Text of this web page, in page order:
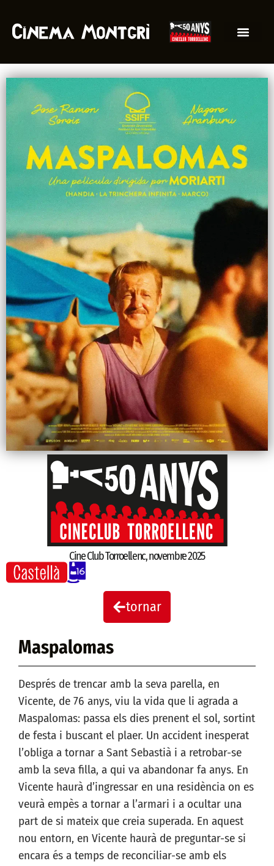
Cine Club Torroellenc,novembre 2025
tornar
Maspalomas
Després de trencar amb la seva parella, en
Vicente, de 76 anys, viu la vida que li agrada a
Maspalomas: passa els dies prenent el sol, sortint
de festa i buscant el plaer. Un accident inesperat
l’obliga a tornar a Sant Sebastià i a retrobar-se
amb la seva filla, a qui va abandonar fa anys. En
Vicente haurà d’ingressar en una residència on es
veurà empès a tornar a l’armari i a ocultar una
part de si mateix que creia superada. En aquest
nou entorn, en Vicente haurà de preguntar-se si
encara és a temps de reconciliar-se amb els